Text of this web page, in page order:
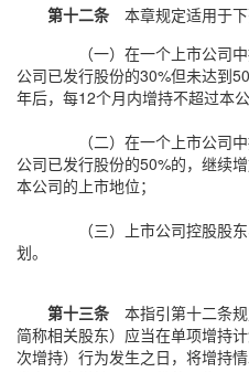
第十二条 本章规定适用于下
（一）在一个上市公司
公司已发行股份的30%但未达到
年后，每12个月内增持不超过本
（二）在一个上市公司
公司已发行股份的50%的，继续
本公司的上市地位；
（三）上市公司控股股
划。
第十三条 本指引第十二条
简称相关股东）应当在单项增持
次增持）行为发生之日，将增持